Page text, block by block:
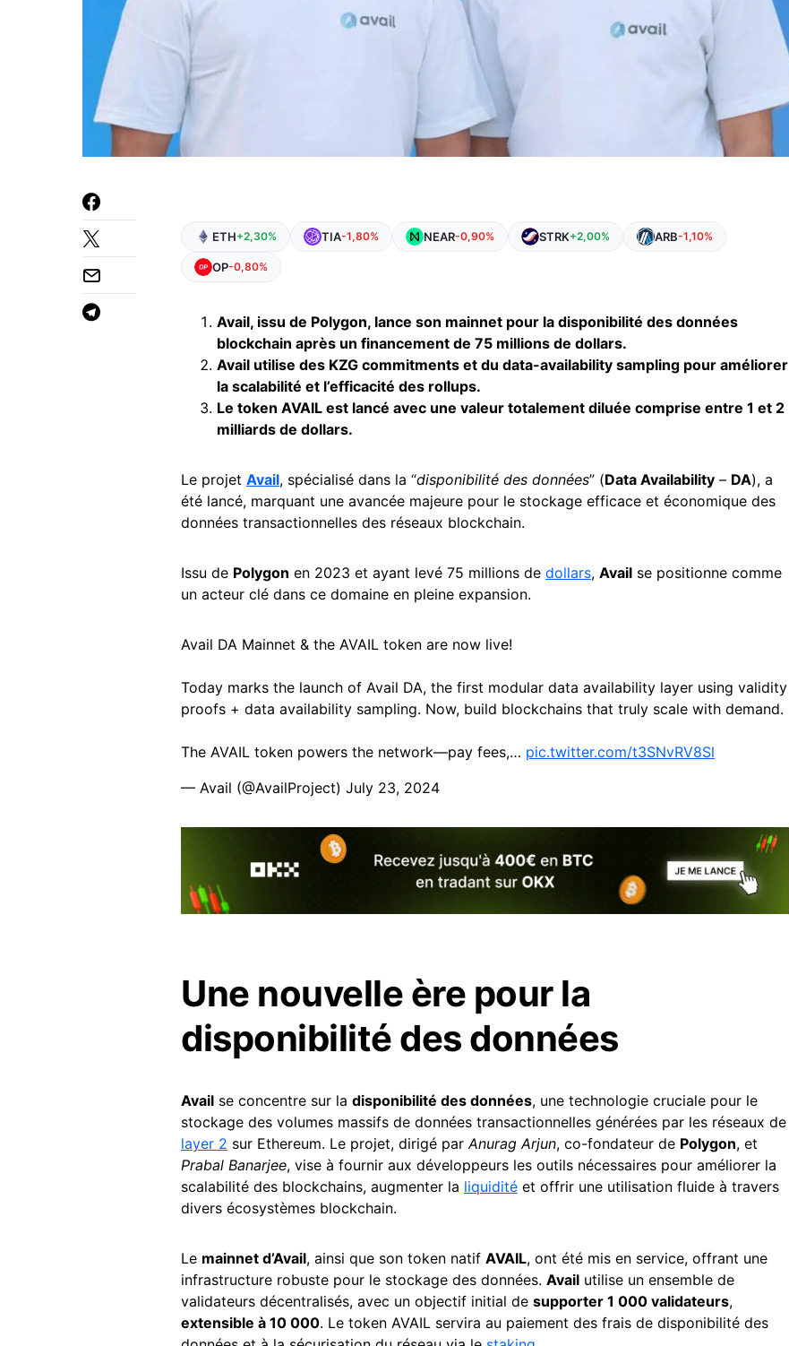
ETH+2,30% TIA-1,80% NEAR-0,90% STRK+2,00% ARB-1,10%
OP-0,80%
Avail, issu de Polygon, lance son mainnet pour la disponibilité des données
blockchain après un financement de 75 millions de dollars.
Avail utilise des KZG commitments et du data-availability sampling pour améliorer
la scalabilité et l’efficacité des rollups.
Le token AVAIL est lancé avec une valeur totalement diluée comprise entre 1 et 2
milliards de dollars.
Le projet Avail, spécialisé dans la “disponibilité des données” (Data Availability – DA), a
été lancé, marquant une avancée majeure pour le stockage efficace et économique des
données transactionnelles des réseaux blockchain.
Issu de Polygon en 2023 et ayant levé 75 millions de dollars, Avail se positionne comme
un acteur clé dans ce domaine en pleine expansion.
Avail DA Mainnet & the AVAIL token are now live!
Today marks the launch of Avail DA, the first modular data availability layer using validity
proofs + data availability sampling. Now, build blockchains that truly scale with demand.
The AVAIL token powers the network—pay fees,… pic.twitter.com/t3SNvRV8Sl
— Avail (@AvailProject) July 23, 2024
Une nouvelle ère pour la
disponibilité des données
Avail se concentre sur la disponibilité des données, une technologie cruciale pour le
stockage des volumes massifs de données transactionnelles générées par les réseaux de
layer 2 sur Ethereum. Le projet, dirigé par Anurag Arjun, co-fondateur de Polygon, et
Prabal Banarjee, vise à fournir aux développeurs les outils nécessaires pour améliorer la
scalabilité des blockchains, augmenter la liquidité et offrir une utilisation fluide à travers
divers écosystèmes blockchain.
Le mainnet d’Avail, ainsi que son token natif AVAIL, ont été mis en service, offrant une
infrastructure robuste pour le stockage des données. Avail utilise un ensemble de
validateurs décentralisés, avec un objectif initial de supporter 1 000 validateurs,
extensible à 10 000. Le token AVAIL servira au paiement des frais de disponibilité des